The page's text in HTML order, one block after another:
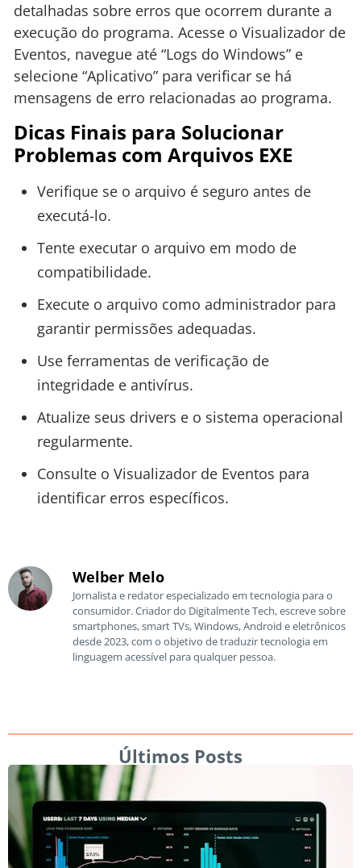
detalhadas sobre erros que ocorrem durante a
execução do programa. Acesse o Visualizador de
Eventos, navegue até “Logs do Windows” e
selecione “Aplicativo” para verificar se há
mensagens de erro relacionadas ao programa.
Dicas Finais para Solucionar
Problemas com Arquivos EXE
Verifique se o arquivo é seguro antes de
executá-lo.
Tente executar o arquivo em modo de
compatibilidade.
Execute o arquivo como administrador para
garantir permissões adequadas.
Use ferramentas de verificação de
integridade e antivírus.
Atualize seus drivers e o sistema operacional
regularmente.
Consulte o Visualizador de Eventos para
identificar erros específicos.
Welber Melo
Jornalista e redator especializado em tecnologia para o
consumidor. Criador do Digitalmente Tech, escreve sobre
smartphones, smart TVs, Windows, Android e eletrônicos
desde 2023, com o objetivo de traduzir tecnologia em
linguagem acessível para qualquer pessoa.
Últimos Posts